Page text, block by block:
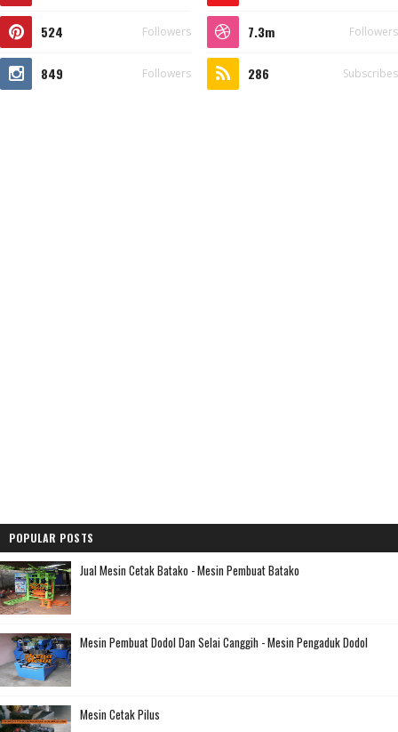
524 Followers 7.3m Followers
849 Followers 286 Subscribes
POPULAR POSTS
Jual Mesin Cetak Batako - Mesin Pembuat Batako
Mesin Pembuat Dodol Dan Selai Canggih - Mesin Pengaduk Dodol
Mesin Cetak Pilus